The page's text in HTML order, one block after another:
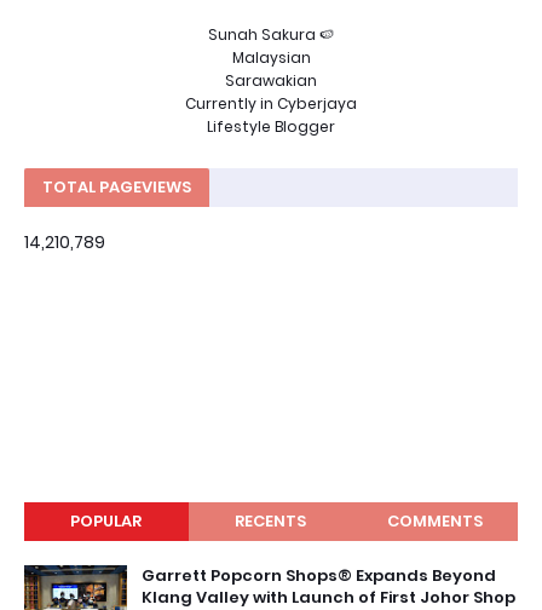
Sunah Sakura 🍉
Malaysian
Sarawakian
Currently in Cyberjaya
Lifestyle Blogger
TOTAL PAGEVIEWS
14,210,789
POPULAR RECENTS COMMENTS
Garrett Popcorn Shops® Expands Beyond
Klang Valley with Launch of First Johor Shop